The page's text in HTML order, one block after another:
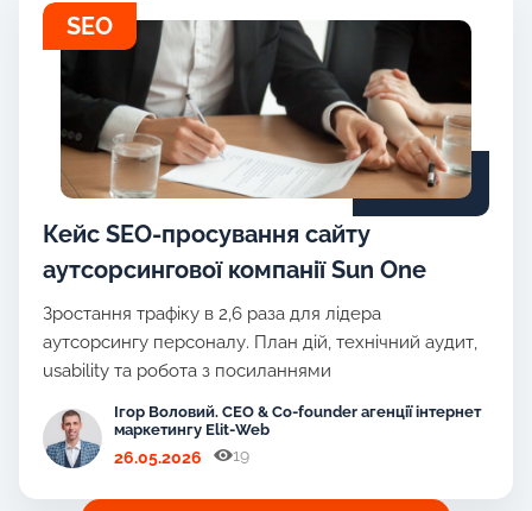
SEO
Кейс SEO-просування сайту
аутсорсингової компанії Sun One
Зростання трафіку в 2,6 раза для лідера
аутсорсингу персоналу. План дій, технічний аудит,
usability та робота з посиланнями
Ігор Воловий. CEO & Co-founder агенції інтернет
маркетингу Elit-Web
26.05.2026 19